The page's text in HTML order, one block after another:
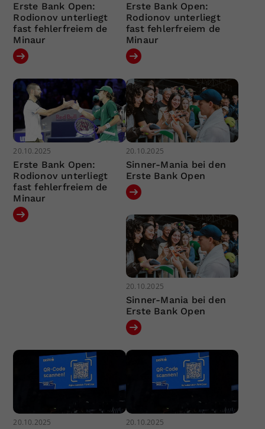
Erste Bank Open:
Rodionov unterliegt
fast fehlerfreiem de
Minaur
Erste Bank Open:
Rodionov unterliegt
fast fehlerfreiem de
Minaur
20.10.2025
Erste Bank Open:
Rodionov unterliegt
fast fehlerfreiem de
Minaur
20.10.2025
Sinner-Mania bei den
Erste Bank Open
20.10.2025
Sinner-Mania bei den
Erste Bank Open
20.10.2025 20.10.2025